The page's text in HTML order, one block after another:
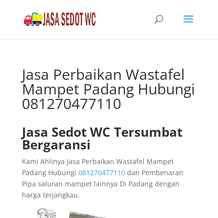
Jasa Perbaikan Wastafel
Mampet Padang Hubungi
081270477110
Jasa Sedot WC Tersumbat
Bergaransi
Kami Ahlinya Jasa Perbaikan Wastafel Mampet
Padang Hubungi 081270477110dan Pembenaran
Pipa saluran mampet lainnya Di Padang dengan
harga terjangkau.